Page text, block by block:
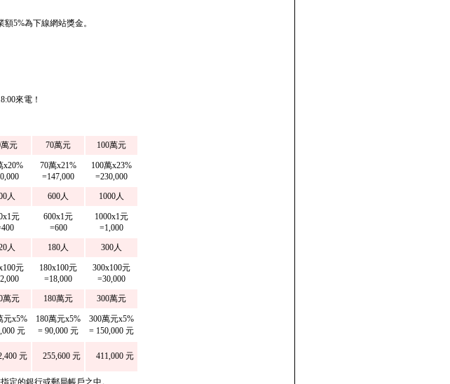
5%為下線網站獎金。
來電！
元 70萬元 100萬元
x20%
70萬x21%
=147,000
100萬x23%
=230,000
人 600人 1000人
元
600x1元
=600
1000x1元
=1,000
人 180人 300人
元
180x100元
=18,000
300x100元
=30,000
萬元 180萬元 300萬元
元x5%
元
180萬元x5%
= 90,000 元
300萬元x5%
= 150,000 元
元 255,600 元 411,000 元
定的銀行或郵局帳戶之中。